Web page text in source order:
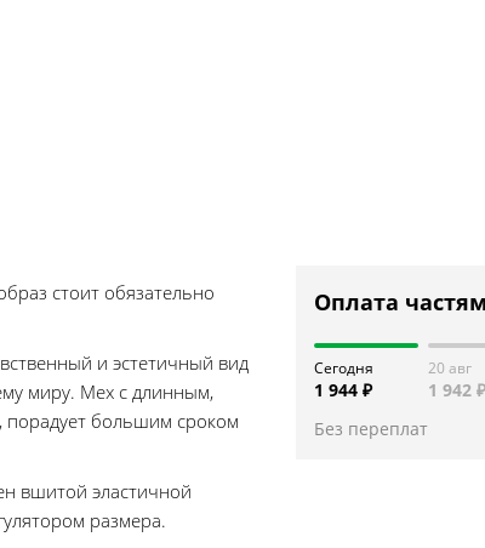
стоит обязательно
и эстетичный вид
миру. Мех с длинным,
порадует большим сроком
вшитой эластичной
размера.
Оплата
Сегодня
1 944 ₽
20 авг
1 942 ₽
Без переплат